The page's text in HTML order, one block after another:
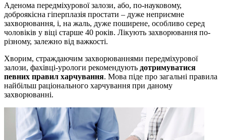
Аденома передміхурової залози, або, по-науковому,
доброякісна гіперплазія простати – дуже неприємне
захворювання, і, на жаль, дуже поширене, особливо серед
чоловіків у віці старше 40 років. Лікують захворювання по-
різному, залежно від важкості.
Хворим, страждаючим захворюваннями передміхурової
залози, фахівці-урологи рекомендують дотримуватися
певних правил харчування. Мова піде про загальні правила
найбільш раціонального харчування при даному
захворюванні.